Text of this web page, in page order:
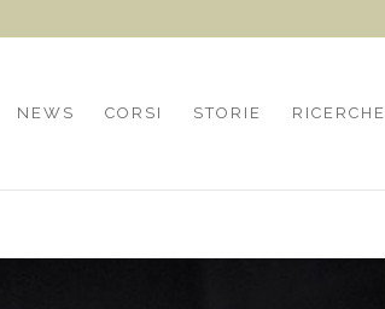
NEWS CORSI STORIE RICERCHE